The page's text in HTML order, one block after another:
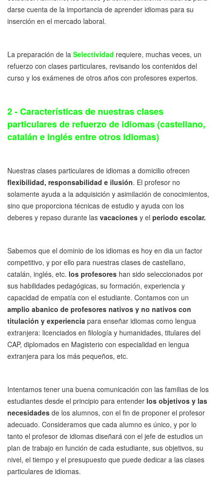
darse cuenta de la importancia de aprender idiomas para su
inserción en el mercado laboral.
La preparación de la Selectividad requiere, muchas veces, un
refuerzo con clases particulares, revisando los contenidos del
curso y los exámenes de otros años con profesores expertos.
2 - Características de nuestras clases
particulares de refuerzo de idiomas (castellano,
catalán e inglés entre otros idiomas)
Nuestras clases particulares de idiomas a domicilio ofrecen
flexibilidad, responsabilidad e ilusión. El profesor no
solamente ayuda a la adquisición y asimilación de conocimientos,
sino que proporciona técnicas de estudio y ayuda con los
deberes y repaso durante las vacaciones y el periodo escolar.
Sabemos que el dominio de los idiomas es hoy en dia un factor
competitivo, y por ello para nuestras clases de castellano,
catalán, inglés, etc. los profesores han sido seleccionados por
sus habilidades pedagógicas, su formación, experiencia y
capacidad de empatía con el estudiante. Contamos con un
amplio abanico de profesores nativos y no nativos con
titulación y experiencia para enseñar idiomas como lengua
extranjera: licenciados en filología y humanidades, titulares del
CAP, diplomados en Magisterio con especialidad en lengua
extranjera para los más pequeños, etc.
Intentamos tener una buena comunicación con las familias de los
estudiantes desde el principio para entender los objetivos y las
necesidades de los alumnos, con el fin de proponer el profesor
adecuado. Consideramos que cada alumno es único, y por lo
tanto el profesor de idiomas diseñará con el jefe de estudios un
plan de trabajo en función de cada estudiante, sus objetivos, su
nivel, el tiempo y el presupuesto que puede dedicar a las clases
particulares de idiomas.